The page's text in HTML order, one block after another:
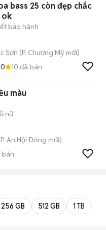
bass 25 còn đẹp chắc
ok
bảo hành
Sơn (P. Chương Mỹ mới)
10 đã bán
màu
nữ
P. An Hội Đông mới)
bán
256 GB 512 GB 1 TB